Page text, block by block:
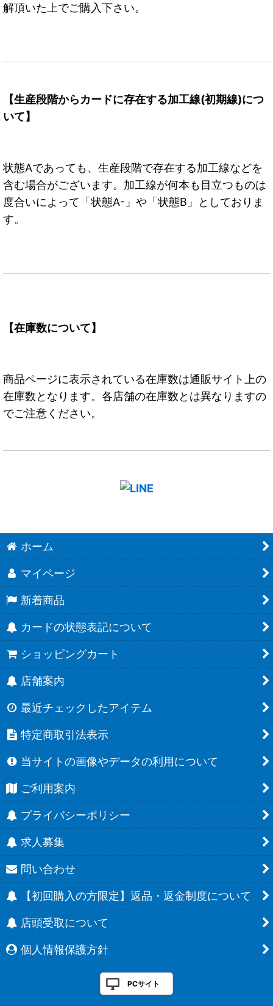
解頂いた上でご購入下さい。
【生産段階からカードに存在する加工線(初期線)につ
いて】
状態Aであっても、生産段階で存在する加工線などを
含む場合がございます。加工線が何本も目立つものは
度合いによって「状態A-」や「状態B」としておりま
す。
【在庫数について】
商品ページに表示されている在庫数は通販サイト上の
在庫数となります。各店舗の在庫数とは異なりますの
でご注意ください。
ホーム
マイページ
新着商品
カードの状態表記について
ショッピングカート
店舗案内
最近チェックしたアイテム
特定商取引法表示
当サイトの画像やデータの利用について
ご利用案内
プライバシーポリシー
求人募集
問い合わせ
【初回購入の方限定】返品・返金制度について
店頭受取について
個人情報保護方針
PCサイト